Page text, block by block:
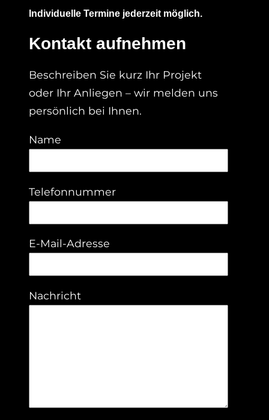
Individuelle Termine jederzeit möglich.
Kontakt aufnehmen
Beschreiben Sie kurz Ihr Projekt
oder Ihr Anliegen – wir melden uns
persönlich bei Ihnen.
Name
Telefonnummer
E-Mail-Adresse
Nachricht